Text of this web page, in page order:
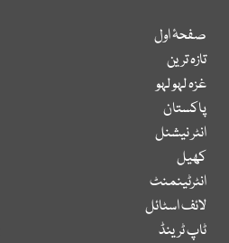
صفحۂ اول
تازہ ترین
غزہ لہو لہو
پاکستان
انٹر نیشنل
کھیل
انٹرٹینمنٹ
لائف اسٹائل
ٹاپ ٹرینڈ